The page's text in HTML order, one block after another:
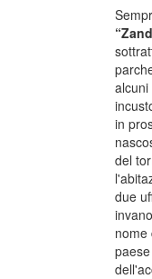
in
del
due
nome